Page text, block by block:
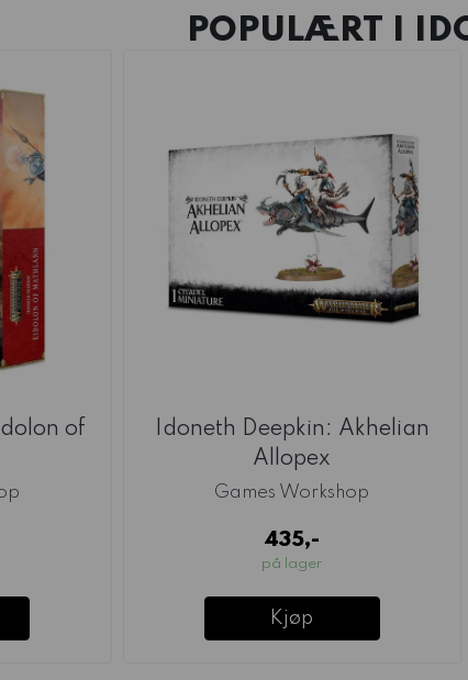
POPULÆRT I
of
Idoneth Deepkin: Akhelian
Allopex
Games Workshop
435,-
på lager
Kjøp